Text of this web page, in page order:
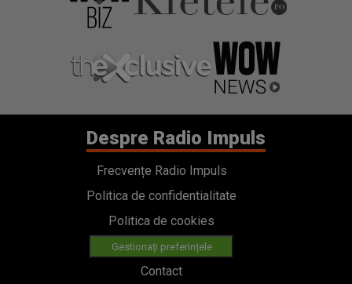
Despre Radio Impuls
Frecvențe Radio Impuls
Politica de confidentialitate
Politica de cookies
Gestionați preferințele
Contact